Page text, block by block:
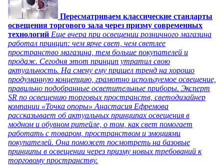
Пересматриваем классические стандарты
освещения торгового зала через призму современных
технологий Еще вчера при освещении розничного магазина
работал принцип: чем ярче свет, чем светлее
пространство магазина, тем больше покупателей и
продаж. Сегодня этот принцип утратил свою
актуальность. На смену ему пришел тренд на хорошо
продуманную концепцию, грамотно используемое освещение,
правильно подобранные осветительные приборы. Эксперт
SR по освещению торговых пространств, светодизайнер
компании «Точка опоры» Анастасия Ефремова
рассказывает об актуальных принципах освещения в
модном и обувном ритейле, о том, как свет помогает
работать с товаром, пространством и эмоциями
покупателей. Она поможет посмотреть на базовые
принципы в освещении через призму новых требований к
торговому пространству.